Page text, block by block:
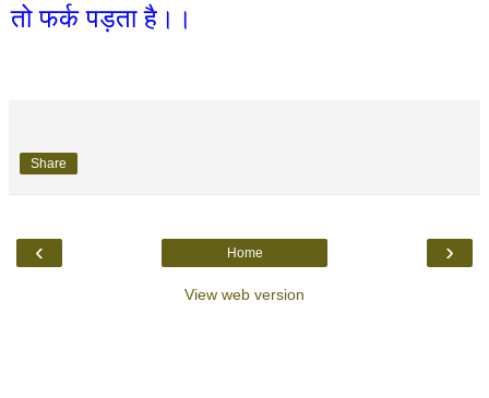
तो फर्क पड़ता है।।
Share
‹ ›
Home
View web version